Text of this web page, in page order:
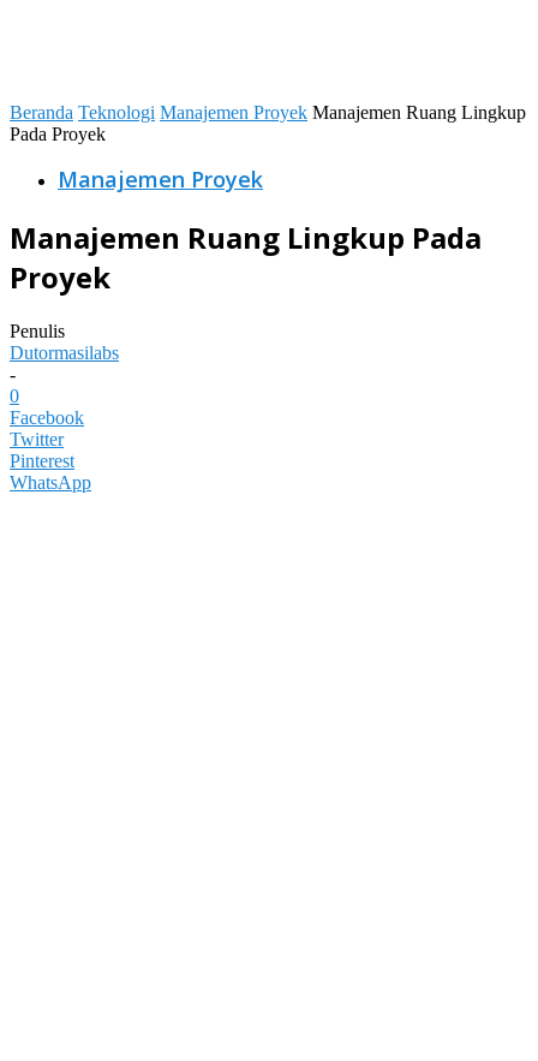
Beranda Teknologi Manajemen Proyek Manajemen Ruang Lingkup
Pada Proyek
Manajemen Proyek
Manajemen Ruang Lingkup Pada
Proyek
Penulis
Dutormasilabs
-
0
Facebook
Twitter
Pinterest
WhatsApp